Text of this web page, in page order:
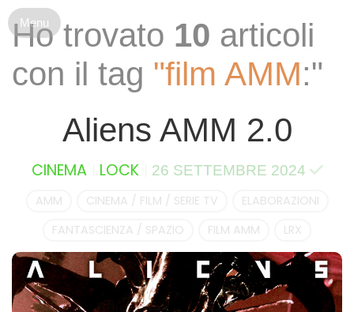
Ho trovato 10 articoli
con il tag "film AMM:"
Aliens AMM 2.0
CINEMA LOCK 26 SETTEMBRE 2024
AMM CINEMA / FILM / SERIE TV
ELABORAZIONI
FANTASCIENZA / SPAZIO
FILM AMM LRX